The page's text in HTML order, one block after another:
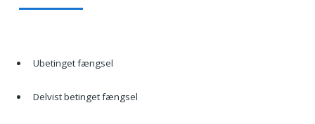
Ubetinget fængsel
Delvist betinget fængsel